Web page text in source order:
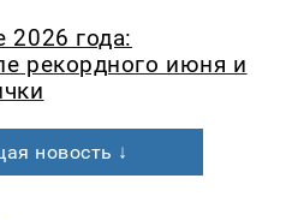
2026 года:
рекордного июня и
новость ↓